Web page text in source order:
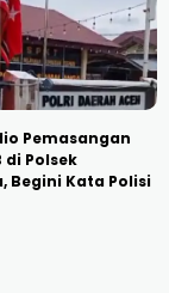
Pemasangan
di Polsek
Begini Kata Polisi